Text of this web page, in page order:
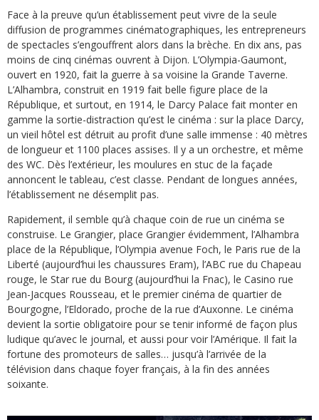
Face à la preuve qu’un établissement peut vivre de la seule
diffusion de programmes cinématographiques, les entrepreneurs
de spectacles s’engouffrent alors dans la brèche. En dix ans, pas
moins de cinq cinémas ouvrent à Dijon. L’Olympia-Gaumont,
ouvert en 1920, fait la guerre à sa voisine la Grande Taverne.
L’Alhambra, construit en 1919 fait belle figure place de la
République, et surtout, en 1914, le Darcy Palace fait monter en
gamme la sortie-distraction qu’est le cinéma : sur la place Darcy,
un vieil hôtel est détruit au profit d’une salle immense : 40 mètres
de longueur et 1100 places assises. Il y a un orchestre, et même
des WC. Dès l’extérieur, les moulures en stuc de la façade
annoncent le tableau, c’est classe. Pendant de longues années,
l’établissement ne désemplit pas.
Rapidement, il semble qu’à chaque coin de rue un cinéma se
construise. Le Grangier, place Grangier évidemment, l’Alhambra
place de la République, l’Olympia avenue Foch, le Paris rue de la
Liberté (aujourd’hui les chaussures Eram), l’ABC rue du Chapeau
rouge, le Star rue du Bourg (aujourd’hui la Fnac), le Casino rue
Jean-Jacques Rousseau, et le premier cinéma de quartier de
Bourgogne, l’Eldorado, proche de la rue d’Auxonne. Le cinéma
devient la sortie obligatoire pour se tenir informé de façon plus
ludique qu’avec le journal, et aussi pour voir l’Amérique. Il fait la
fortune des promoteurs de salles… jusqu’à l’arrivée de la
télévision dans chaque foyer français, à la fin des années
soixante.